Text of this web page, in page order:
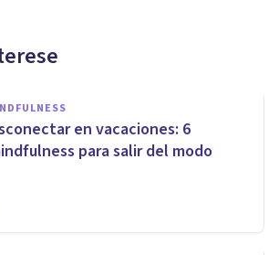
en vacaciones: 6
para salir del modo